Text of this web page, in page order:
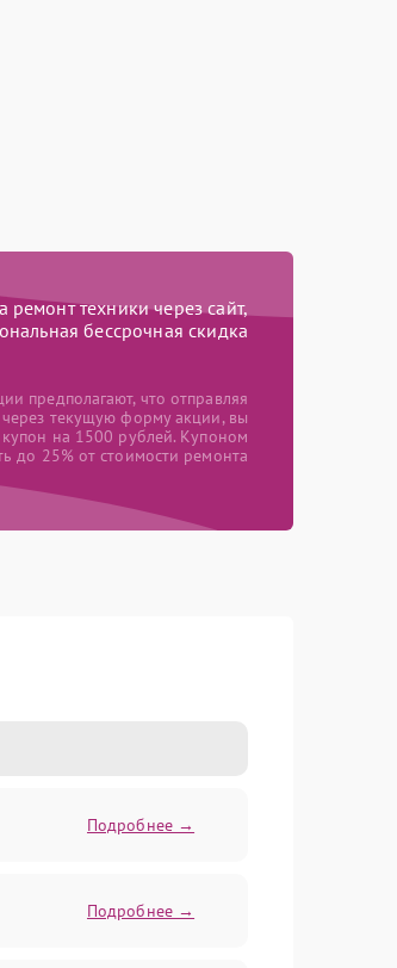
техники через сайт,
бессрочная скидка
предполагают, что отправляя
через текущую форму акции, вы
купон на 1500 рублей. Купоном
до 25% от стоимости ремонта
Подробнее →
Подробнее →